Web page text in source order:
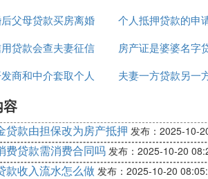
期间应按时还款，以免影响信用记
户时需咨询专业律师或中介机构，确
联名买房需要一些什么样的
和
女
的法律问题
是父母的吗
款OK
父母贷款买房离婚
后
个人抵押贷款的申
么写
贷款会查夫妻征信
吗
房产证是婆婆名字
夫妻双方
商和中介套取个人
夫妻一方贷款另一
贷款由担保改为房产抵押 发布：2025-10-
费贷款需消费合同吗 发布：2025-10-20
款收入流水怎么做 发布：2025-10-20